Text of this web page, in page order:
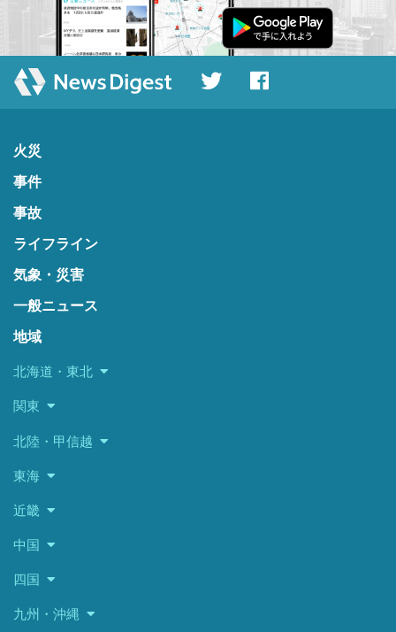
火災
事件
事故
ライフライン
気象・災害
一般ニュース
地域
北海道・東北
関東
北陸・甲信越
東海
近畿
中国
四国
九州・沖縄